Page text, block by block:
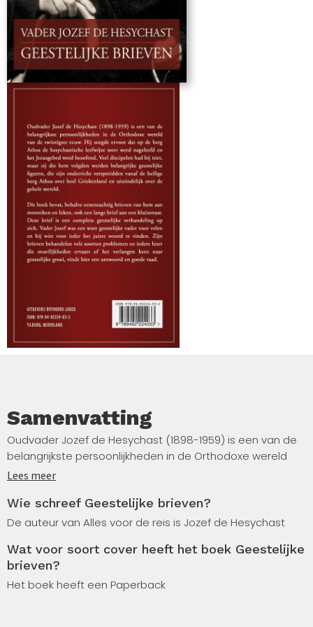
Samenvatting
Oudvader Jozef de Hesychast (1898-1959) is een van de
belangrijkste persoonlijkheden in de Orthodoxe wereld
van de twintigste eeuw. Hij zorgde ervoor dat op de berg
en het Jezusgebed werd beoefend. Veel discipelen had
hij niet, maar zij die hem volgden werden belangrijke
de heilige berg Athos over heel Griekenland en uiteindelijk
over de gehele wereld.
Lees meer
Wie schreef Geestelijke brieven?
De auteur van Alles voor de reis is Jozef de Hesychast
Wat voor soort cover heeft het boek Geestelijke
brieven?
Het boek heeft een Paperback